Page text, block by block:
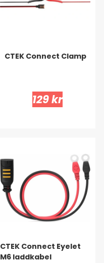
CTEK Connect Clamp
129 kr
CTEK Connect Eyelet
M6 laddkabel